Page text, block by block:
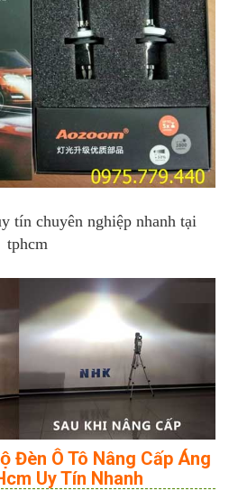
tín chuyên nghiệp nhanh tại
tphcm
Đèn Ô Tô Nâng Cấp Áng
Uy Tín Nhanh